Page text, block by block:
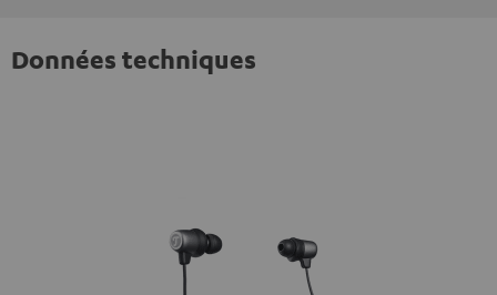
Données techniques